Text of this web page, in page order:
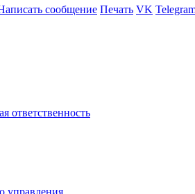
сообщение Печать VK
ответственность
управления